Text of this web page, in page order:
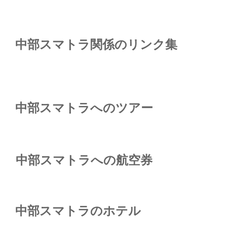
中部スマトラ関係のリンク集
中部スマトラへのツアー
中部スマトラへの航空券
中部スマトラのホテル